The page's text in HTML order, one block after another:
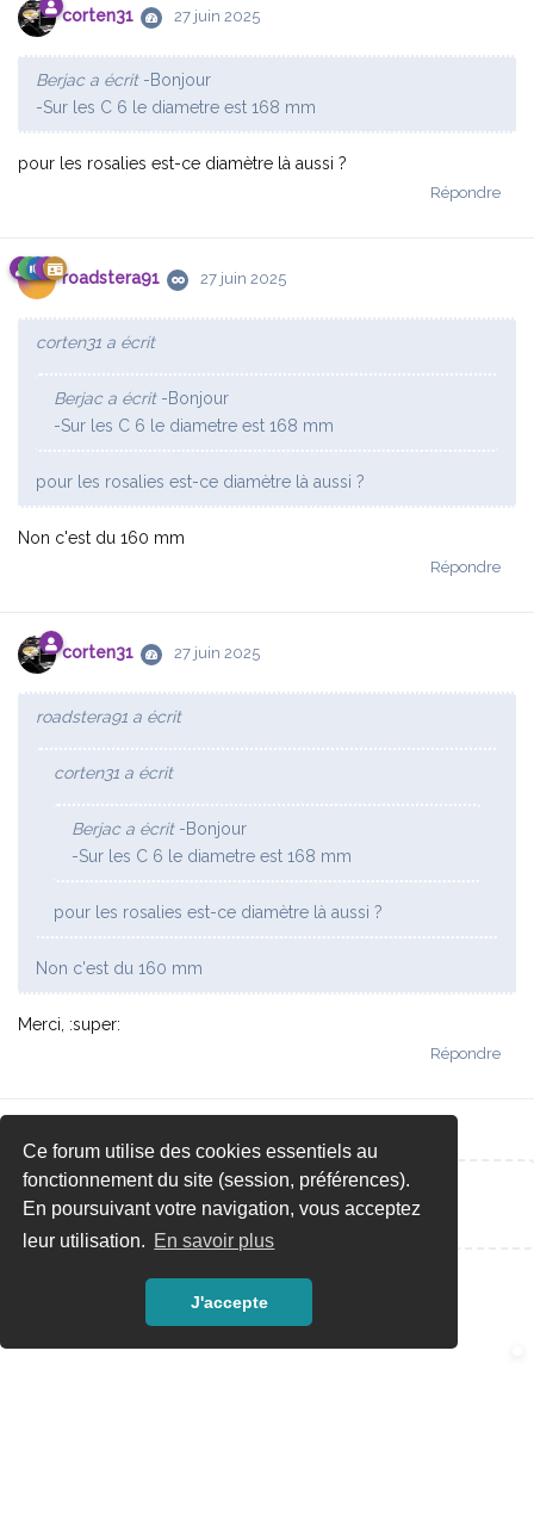
Ce forum utilise des cookies essentiels au
fonctionnement du site (session, préférences).
En poursuivant votre navigation, vous acceptez
leur utilisation. En savoir plus
J'accepte
corten31 27 juin 2025
Berjac a écrit-Bonjour
-Sur les C 6 le diametre est 168 mm
pour les rosalies est-ce diamètre là aussi ?
Répondre
roadstera91 27 juin 2025
corten31 a écrit
Berjac a écrit-Bonjour
-Sur les C 6 le diametre est 168 mm
pour les rosalies est-ce diamètre là aussi ?
Non c'est du 160 mm
Répondre
corten31 27 juin 2025
roadstera91 a écrit
corten31 a écrit
Berjac a écrit-Bonjour
-Sur les C 6 le diametre est 168 mm
pour les rosalies est-ce diamètre là aussi ?
Non c'est du 160 mm
Merci, :super:
Répondre
Répondre…